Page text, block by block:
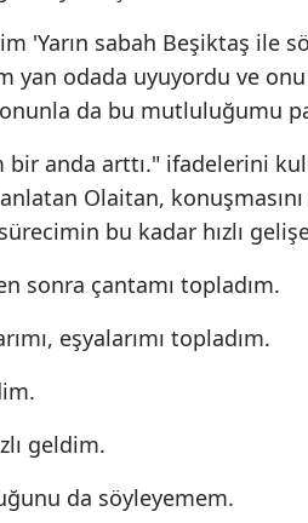
'Yarın sabah Beşiktaş ile
odada uyuyordu ve onu
da bu mutluluğumu
anda arttı." ifadelerini
Olaitan,
bu kadar hızlı
sonra çantamı topladım.
eşyalarımı topladım.
geldim.
da söyleyemem.